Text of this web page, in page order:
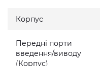
Корпус
Передні порти
введення/виводу
(Корпус)